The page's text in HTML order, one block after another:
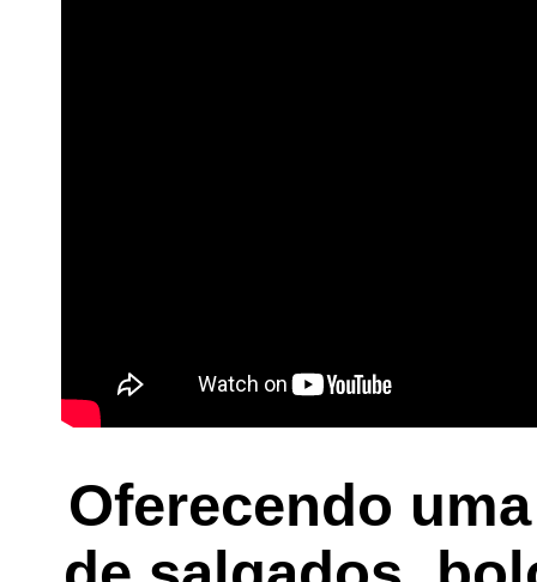
Oferecendo